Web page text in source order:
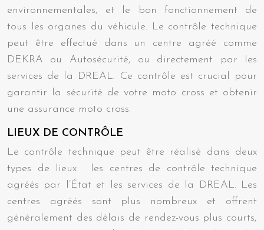
environnementales, et le bon fonctionnement de
tous les organes du véhicule. Le contrôle technique
peut être effectué dans un centre agréé comme
DEKRA ou Autosécurité, ou directement par les
services de la DREAL. Ce contrôle est crucial pour
garantir la sécurité de votre moto cross et obtenir
une assurance moto cross.
LIEUX DE CONTRÔLE
Le contrôle technique peut être réalisé dans deux
types de lieux : les centres de contrôle technique
agréés par l’État et les services de la DREAL. Les
centres agréés sont plus nombreux et offrent
généralement des délais de rendez-vous plus courts,